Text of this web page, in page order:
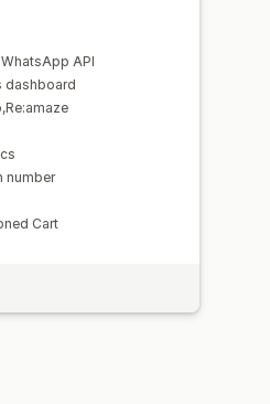
API
dashboard
number
Cart